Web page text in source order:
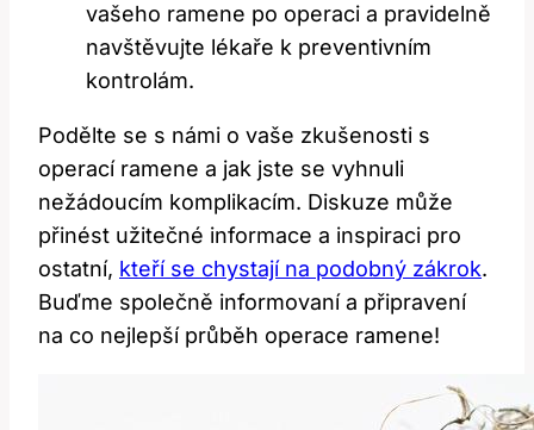
vašeho ramene po operaci a pravidelně
navštěvujte lékaře k preventivním
kontrolám.
Podělte se s námi o vaše zkušenosti s
operací ramene a jak jste se vyhnuli
nežádoucím komplikacím. Diskuze může
přinést užitečné informace a inspiraci pro
ostatní, kteří se chystají na podobný zákrok.
Buďme společně informovaní a připravení
na co nejlepší průběh operace ramene!